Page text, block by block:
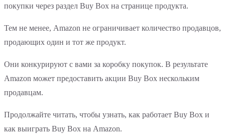
покупки через раздел Buy Box на странице продукта.
Тем не менее, Amazon не ограничивает количество продавцов,
продающих один и тот же продукт.
Они конкурируют с вами за коробку покупок. В результате
Amazon может предоставить акции Buy Box нескольким
продавцам.
Продолжайте читать, чтобы узнать, как работает Buy Box и
как выиграть Buy Box на Amazon.